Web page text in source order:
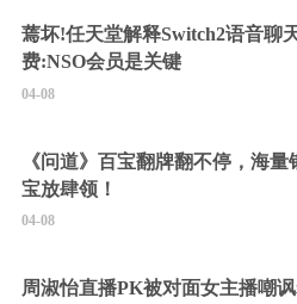
蔫坏!任天堂解释Switch2语音聊
费:NSO会员是关键
04-08
《问道》百宝翻牌翻不停，海量
宝放肆领！
04-08
周淑怡直播PK被对面女主播嘲